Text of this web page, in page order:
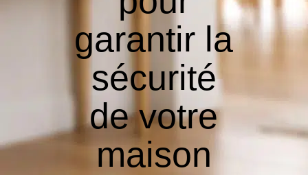
garantir la
sécurité
de votre
maison